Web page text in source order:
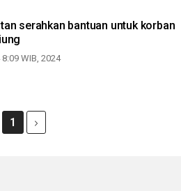
serahkan bantuan untuk korban
WIB, 2024
1